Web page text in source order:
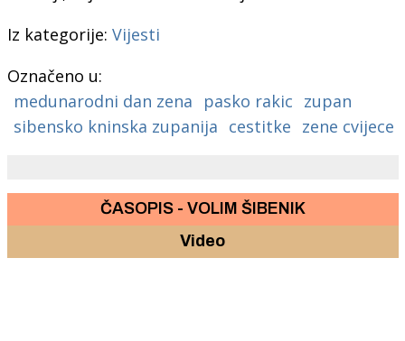
Iz kategorije: Vijesti
Označeno u:
medunarodni dan zena
pasko rakic zupan
sibensko kninska zupanija cestitke zene cvijece
ČASOPIS - VOLIM ŠIBENIK
Video